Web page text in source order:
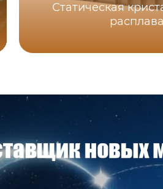
Статическая
расплава